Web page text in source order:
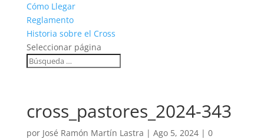
Cómo Llegar
Reglamento
Historia sobre el Cross
Seleccionar página
cross_pastores_2024-343
por José Ramón Martín Lastra | Ago 5, 2024| 0